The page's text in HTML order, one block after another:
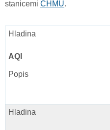
stanicemi ČHMÚ.